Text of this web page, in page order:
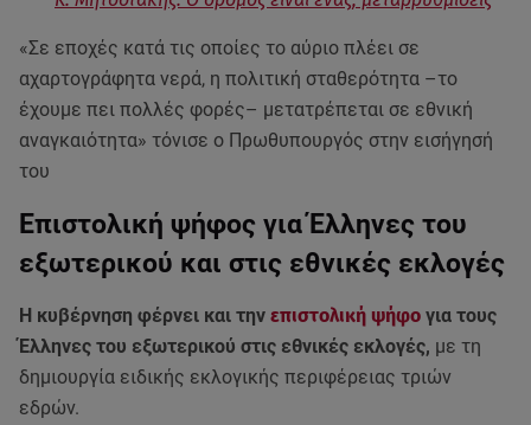
«Σε εποχές κατά τις οποίες το αύριο πλέει σε
αχαρτογράφητα νερά, η πολιτική σταθερότητα –το
έχουμε πει πολλές φορές– μετατρέπεται σε εθνική
αναγκαιότητα» τόνισε ο Πρωθυπουργός στην εισήγησή
του
Επιστολική ψήφος για Έλληνες του
εξωτερικού και στις εθνικές εκλογές
Η κυβέρνηση φέρνει και την επιστολική ψήφο για τους
Έλληνες του εξωτερικού στις εθνικές εκλογές, με τη
δημιουργία ειδικής εκλογικής περιφέρειας τριών
εδρών.